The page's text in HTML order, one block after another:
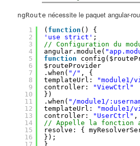
ngRoute nécessite le paquet angular-
1
2
3
4
5
6
7
8
9
10
11
12
13
14
15
16
17
( function () {
'use strict' ;
// Configuration du
angular.module(
function
$routeProvider
.when( "/" , {
templateUrl:
"module1/
controller:
"ViewCtrl"
})
.when( "/module1/
templateUrl:
"module1/
controller:
"UserCtrl" ,
// Appelle la fonction
resolve: {
});
}